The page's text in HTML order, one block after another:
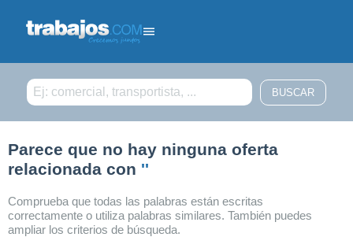
Parece que no hay ninguna oferta
relacionada con ''
Comprueba que todas las palabras están escritas
correctamente o utiliza palabras similares. También puedes
ampliar los criterios de búsqueda.